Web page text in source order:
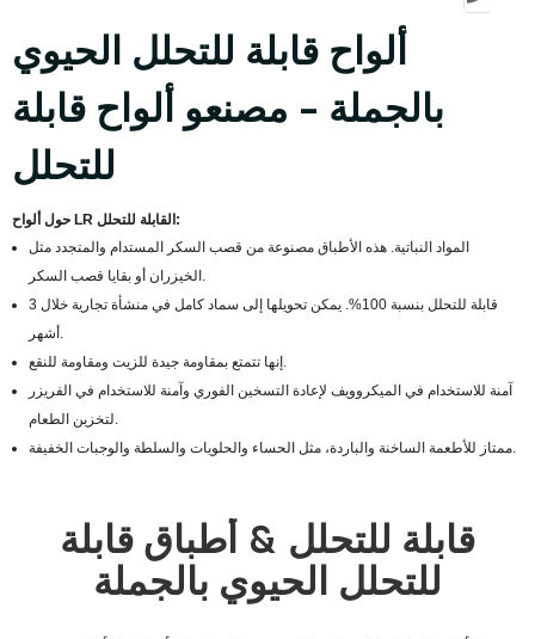
ألواح قابلة للتحلل الحيوي
بالجملة - مصنعو ألواح قابلة
للتحلل
حول ألواح LR القابلة للتحلل:
المواد النباتية. هذه الأطباق مصنوعة من قصب السكر المستدام والمتجدد مثل
الخيزران أو بقايا قصب السكر.
قابلة للتحلل بنسبة 100%. يمكن تحويلها إلى سماد كامل في منشأة تجارية خلال 3
أشهر.
إنها تتمتع بمقاومة جيدة للزيت ومقاومة للنقع.
آمنة للاستخدام في الميكروويف لإعادة التسخين الفوري وآمنة للاستخدام في الفريزر
لتخزين الطعام.
ممتاز للأطعمة الساخنة والباردة، مثل الحساء والحلويات والسلطة والوجبات الخفيفة.
قابلة للتحلل & أطباق قابلة
للتحلل الحيوي بالجملة